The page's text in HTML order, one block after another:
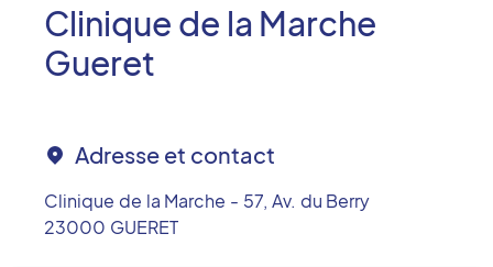
Clinique de la Marche
Gueret
Adresse et contact
Clinique de la Marche - 57, Av. du Berry
23000 GUERET